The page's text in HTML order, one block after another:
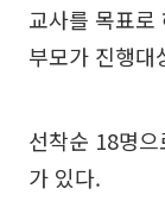
교사를 목표로
부모가 진행대
선착순 18명
가 있다.